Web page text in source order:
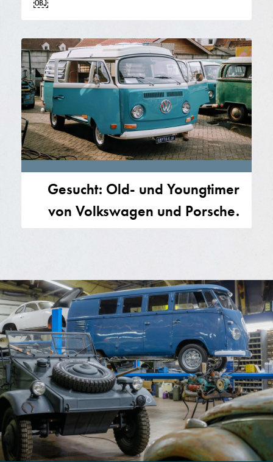
Gesucht: Old- und Youngtimer
von Volkswagen und Porsche.